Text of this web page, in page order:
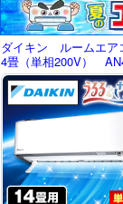
ダイキン ルームエ
4畳（単相200V）